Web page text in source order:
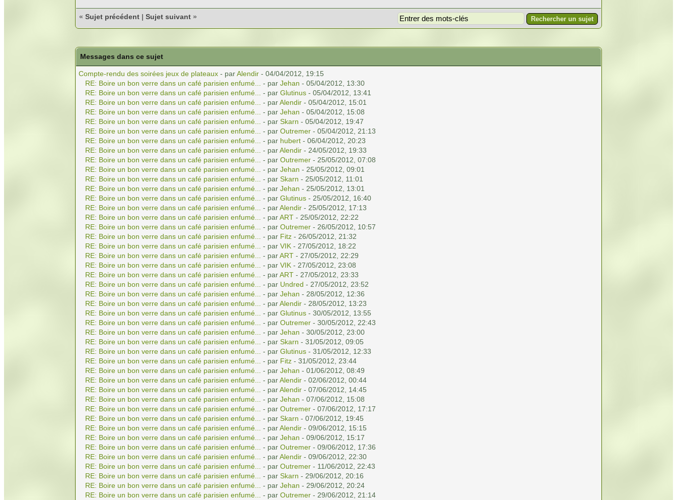
« Sujet précédent| Sujet suivant»
Messages dans ce sujet
Compte-rendu des soirées jeux de plateaux - parAlendir- 04/04/2012, 19:15
RE: Boire un bon verre dans un café parisien enfumé...
- par Jehan - 05/04/2012, 13:30
RE: Boire un bon verre dans un café parisien enfumé...
- par Glutinus- 05/04/2012, 13:41
RE: Boire un bon verre dans un café parisien enfumé...
- parAlendir- 05/04/2012, 15:01
RE: Boire un bon verre dans un café parisien enfumé...
- par Jehan - 05/04/2012, 15:08
RE: Boire un bon verre dans un café parisien enfumé...
- par Skarn - 05/04/2012, 19:47
RE: Boire un bon verre dans un café parisien enfumé...
- par Outremer- 05/04/2012, 21:13
RE: Boire un bon verre dans un café parisien enfumé...
- par hubert- 06/04/2012, 20:23
RE: Boire un bon verre dans un café parisien enfumé...
- parAlendir- 24/05/2012, 19:33
RE: Boire un bon verre dans un café parisien enfumé...
- par Outremer- 25/05/2012, 07:08
RE: Boire un bon verre dans un café parisien enfumé...
- par Jehan - 25/05/2012, 09:01
RE: Boire un bon verre dans un café parisien enfumé...
- par Skarn - 25/05/2012, 11:01
RE: Boire un bon verre dans un café parisien enfumé...
- par Jehan - 25/05/2012, 13:01
RE: Boire un bon verre dans un café parisien enfumé...
- par Glutinus- 25/05/2012, 16:40
RE: Boire un bon verre dans un café parisien enfumé...
- parAlendir- 25/05/2012, 17:13
RE: Boire un bon verre dans un café parisien enfumé...
- parART- 25/05/2012, 22:22
RE: Boire un bon verre dans un café parisien enfumé...
- par Outremer- 26/05/2012, 10:57
RE: Boire un bon verre dans un café parisien enfumé...
- par Fitz- 26/05/2012, 21:32
RE: Boire un bon verre dans un café parisien enfumé...
- par VIK- 27/05/2012, 18:22
RE: Boire un bon verre dans un café parisien enfumé...
- parART- 27/05/2012, 22:29
RE: Boire un bon verre dans un café parisien enfumé...
- par VIK- 27/05/2012, 23:08
RE: Boire un bon verre dans un café parisien enfumé...
- parART- 27/05/2012, 23:33
RE: Boire un bon verre dans un café parisien enfumé...
- par Undred - 27/05/2012, 23:52
RE: Boire un bon verre dans un café parisien enfumé...
- par Jehan - 28/05/2012, 12:36
RE: Boire un bon verre dans un café parisien enfumé...
- parAlendir- 28/05/2012, 13:23
RE: Boire un bon verre dans un café parisien enfumé...
- par Glutinus- 30/05/2012, 13:55
RE: Boire un bon verre dans un café parisien enfumé...
- par Outremer- 30/05/2012, 22:43
RE: Boire un bon verre dans un café parisien enfumé...
- par Jehan - 30/05/2012, 23:00
RE: Boire un bon verre dans un café parisien enfumé...
- par Skarn - 31/05/2012, 09:05
RE: Boire un bon verre dans un café parisien enfumé...
- par Glutinus- 31/05/2012, 12:33
RE: Boire un bon verre dans un café parisien enfumé...
- par Fitz- 31/05/2012, 23:44
RE: Boire un bon verre dans un café parisien enfumé...
- par Jehan - 01/06/2012, 08:49
RE: Boire un bon verre dans un café parisien enfumé...
- parAlendir- 02/06/2012, 00:44
RE: Boire un bon verre dans un café parisien enfumé...
- parAlendir- 07/06/2012, 14:45
RE: Boire un bon verre dans un café parisien enfumé...
- par Jehan - 07/06/2012, 15:08
RE: Boire un bon verre dans un café parisien enfumé...
- par Outremer- 07/06/2012, 17:17
RE: Boire un bon verre dans un café parisien enfumé...
- par Skarn - 07/06/2012, 19:45
RE: Boire un bon verre dans un café parisien enfumé...
- parAlendir- 09/06/2012, 15:15
RE: Boire un bon verre dans un café parisien enfumé...
- par Jehan - 09/06/2012, 15:17
RE: Boire un bon verre dans un café parisien enfumé...
- par Outremer- 09/06/2012, 17:36
RE: Boire un bon verre dans un café parisien enfumé...
- parAlendir- 09/06/2012, 22:30
RE: Boire un bon verre dans un café parisien enfumé...
- par Outremer- 11/06/2012, 22:43
RE: Boire un bon verre dans un café parisien enfumé...
- par Skarn - 29/06/2012, 20:16
RE: Boire un bon verre dans un café parisien enfumé...
- par Jehan - 29/06/2012, 20:24
RE: Boire un bon verre dans un café parisien enfumé...
- par Outremer- 29/06/2012, 21:14